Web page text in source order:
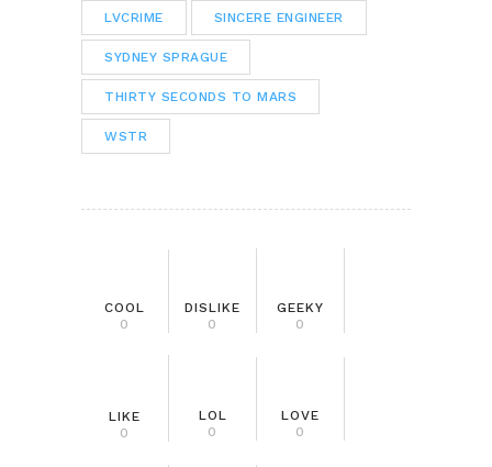
LVCRIME SINCERE ENGINEER
SYDNEY SPRAGUE
THIRTY SECONDS TO MARS
WSTR
COOL
0
DISLIKE
0
GEEKY
0
LIKE
0
LOL
0
LOVE
0